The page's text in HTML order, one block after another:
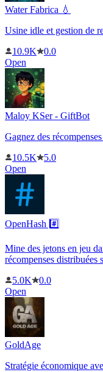
Water Fabrica 💧
Usine idle et gestion de
10.9K
0.0
Open
Maloy KSer - GiftBot
Gagnez des
10.5K
5.0
Open
OpenHash #️⃣
Mine des jetons en jeu
récompenses
5.0K
0.0
Open
GoldAge
Stratégie économique